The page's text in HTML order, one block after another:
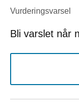
Vurderings­varsel
Bli varslet når